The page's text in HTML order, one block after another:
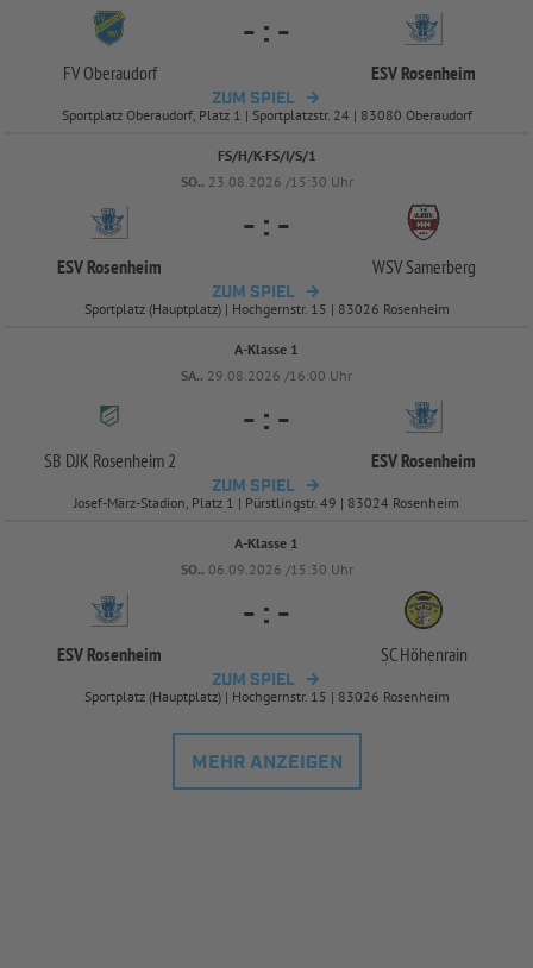
FV Oberaudorf
- : -
ESV Rosenheim
ZUM SPIEL
Sportplatz Oberaudorf, Platz 1 | Sportplatzstr. 24 | 83080 Oberaudorf
FS/H/K-FS/I/S/1
SO.. 23.08.2026 /15:30 Uhr
ESV Rosenheim
- : -
WSV Samerberg
ZUM SPIEL
Sportplatz (Hauptplatz) | Hochgernstr. 15 | 83026 Rosenheim
A-Klasse 1
SA.. 29.08.2026 /16:00 Uhr
SB DJK Rosenheim 2
- : -
ESV Rosenheim
ZUM SPIEL
Josef-März-Stadion, Platz 1 | Pürstlingstr. 49 | 83024 Rosenheim
A-Klasse 1
SO.. 06.09.2026 /15:30 Uhr
ESV Rosenheim
- : -
SC Höhenrain
ZUM SPIEL
Sportplatz (Hauptplatz) | Hochgernstr. 15 | 83026 Rosenheim
MEHR ANZEIGEN